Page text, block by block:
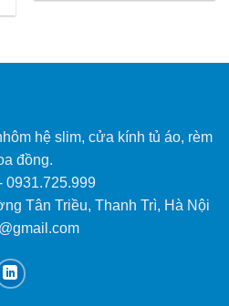
hệ slim, cửa kính tủ áo, rèm
đồng.
0931.725.999
Tân Triều, Thanh Trì, Hà Nội